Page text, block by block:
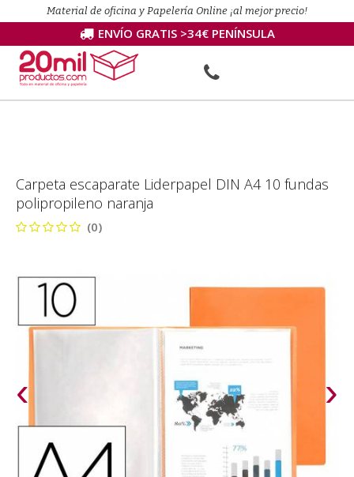
Material de oficina y Papelería Online ¡al mejor precio!
ENVÍO GRATIS >34€ PENÍNSULA
Carpeta escaparate Liderpapel DIN A4 10 fundas
polipropileno naranja
(0)
‹ ›